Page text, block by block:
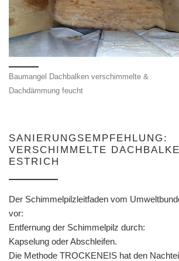
Baumangel Dachbalken verschimmelte &
Dachdämmung feucht
SANIERUNGSEMPFEHLUNG:
VERSCHIMMELTE
ESTRICH
Der Schimmelpilzleitfaden vom
vor:
Entfernung der Schimmelpilz durch:
Kapselung oder Abschleifen.
Die Methode TROCKENEIS hat den